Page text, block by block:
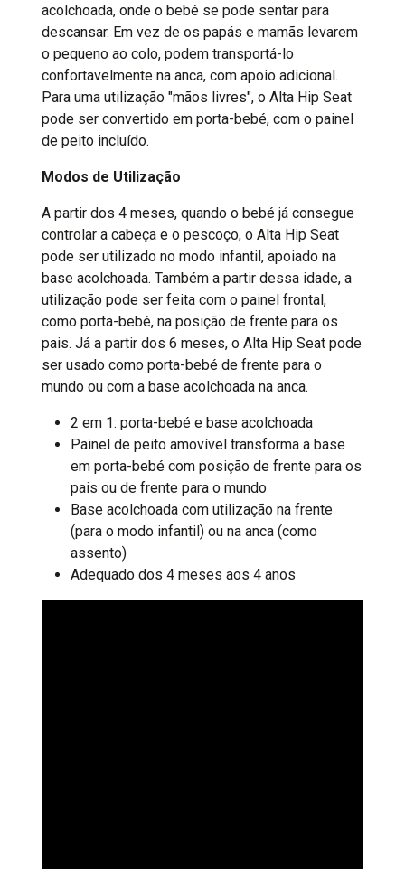
acolchoada, onde o bebé se pode sentar para
descansar. Em vez de os papás e mamãs levarem
o pequeno ao colo, podem transportá-lo
confortavelmente na anca, com apoio adicional.
Para uma utilização "mãos livres", o Alta Hip Seat
pode ser convertido em porta-bebé, com o painel
de peito incluído.
Modos de Utilização
A partir dos 4 meses, quando o bebé já consegue
controlar a cabeça e o pescoço, o Alta Hip Seat
pode ser utilizado no modo infantil, apoiado na
base acolchoada. Também a partir dessa idade, a
utilização pode ser feita com o painel frontal,
como porta-bebé, na posição de frente para os
pais. Já a partir dos 6 meses, o Alta Hip Seat pode
ser usado como porta-bebé de frente para o
mundo ou com a base acolchoada na anca.
2 em 1: porta-bebé e base acolchoada
Painel de peito amovível transforma a base
em porta-bebé com posição de frente para os
pais ou de frente para o mundo
Base acolchoada com utilização na frente
(para o modo infantil) ou na anca (como
assento)
Adequado dos 4 meses aos 4 anos